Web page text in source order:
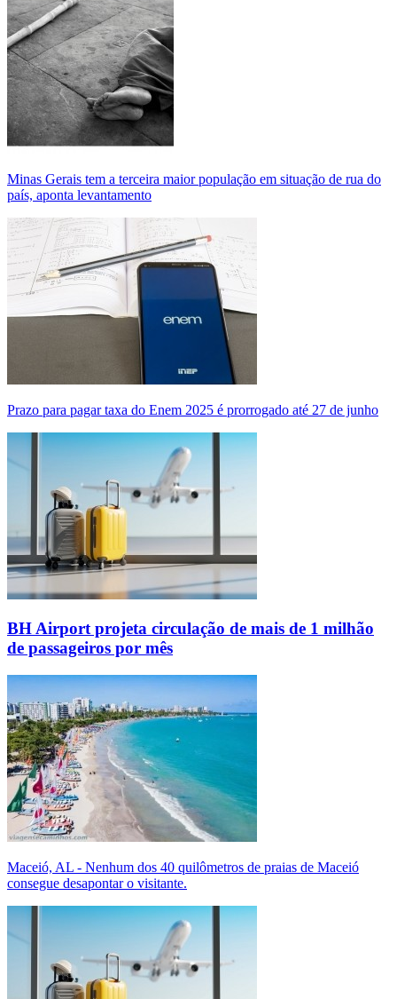
Minas Gerais tem a terceira maior população em situação de rua do
país, aponta levantamento
Prazo para pagar taxa do Enem 2025 é prorrogado até 27 de junho
BH Airport projeta circulação de mais de 1 milhão
de passageiros por mês
Maceió, AL - Nenhum dos 40 quilômetros de praias de Maceió
consegue desapontar o visitante.